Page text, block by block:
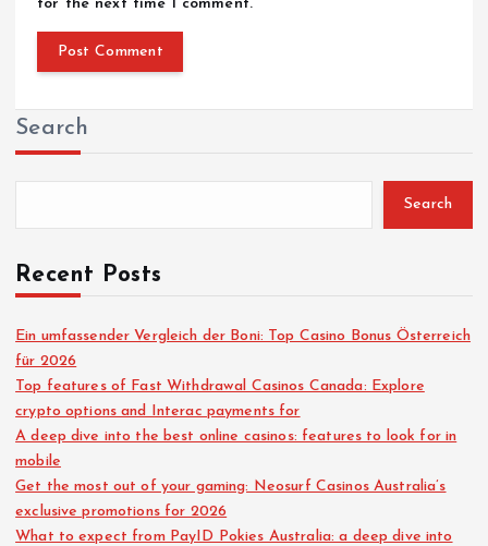
for the next time I comment.
Search
Search
Recent Posts
Ein umfassender Vergleich der Boni: Top Casino Bonus Österreich
für 2026
Top features of Fast Withdrawal Casinos Canada: Explore
crypto options and Interac payments for
A deep dive into the best online casinos: features to look for in
mobile
Get the most out of your gaming: Neosurf Casinos Australia’s
exclusive promotions for 2026
What to expect from PayID Pokies Australia: a deep dive into